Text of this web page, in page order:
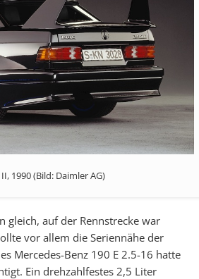
1990 (Bild: Daimler AG)
gleich, auf der Rennstrecke war
vor allem die Seriennähe der
Mercedes-Benz 190 E 2.5-16 hatte
Ein drehzahlfestes 2,5 Liter